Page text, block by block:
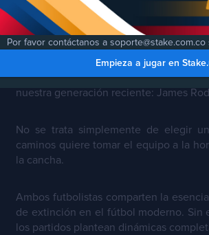
Por: Liche Durán
La discusión sobre la conducción
debate tan apasionante como cíclico,
nuestra generación reciente: James
No se trata simplemente de elegir
caminos quiere tomar el equipo a la
la cancha.
Ambos futbolistas comparten la
de extinción en el fútbol moderno. Sin
los partidos plantean dinámicas
Por favor contáctanos a
Empieza a jugar en